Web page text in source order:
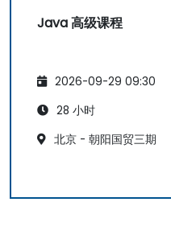
Java 高级课程
2026-09-29 09:30
28 小时
北京 - 朝阳国贸三期